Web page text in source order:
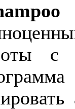
с